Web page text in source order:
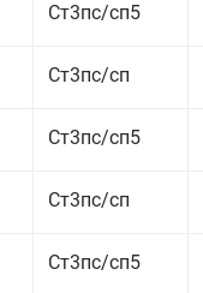
Ст3пс/сп5
Ст3пс/сп
Ст3пс/сп5
Ст3пс/сп
Ст3пс/сп5